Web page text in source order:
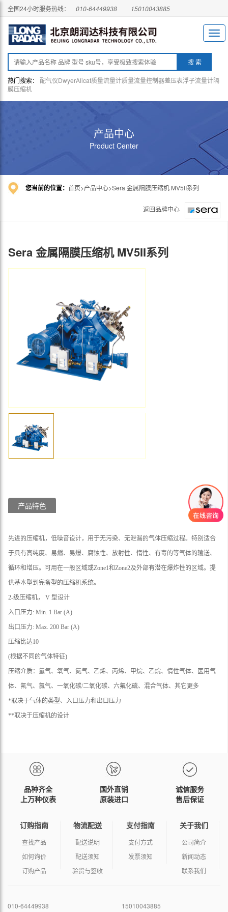
全国24小时服务热线： 010-64449938 15010043885
热门搜索： 配气仪DwyerAlicat质量流量计质量流量控制器差压表浮子流量计隔
膜压缩机
产品中心
Product Center
您当前的位置： 首页 产品中心 Sera 金属隔膜压缩机 MV5II系列
返回品牌中心
Sera 金属隔膜压缩机 MV5II系列
产品特色
先进的压缩机，低噪音设计，用于无污染、无泄漏的气体压缩过程。特别适合
于具有高纯度、易燃、易爆、腐蚀性、放射性、惰性、有毒的等气体的输送、
循环和增压。可用在一般区域或Zone1和Zone2及外部有潜在爆炸性的区域。提
供基本型到完备型的压缩机系统。
2-级压缩机， V 型设计
入口压力: Min. 1 Bar (A)
出口压力: Max. 200 Bar (A)
压缩比达10
(根据不同的气体特征)
压缩介质：氢气、氧气、氮气、乙烯、丙烯、甲烷、乙烷、惰性气体、医用气
体、氟气、氯气、一氧化碳/二氧化碳、六氟化硫、混合气体、其它更多
*取决于气体的类型、入口压力和出口压力
**取决于压缩机的设计
品种齐全
上万种仪表
国外直销
原装进口
诚信服务
售后保证
订购指南
查找产品
如何询价
订购产品
物流配送
配送说明
配送须知
验货与签收
支付指南
支付方式
发票须知
关于我们
公司简介
新闻动态
联系我们
010-64449938 15010043885